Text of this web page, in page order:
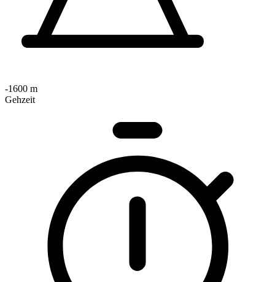
-1600 m
Gehzeit